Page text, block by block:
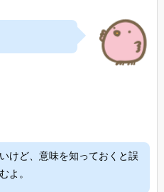
けど、意味を知っておくと誤
よ。